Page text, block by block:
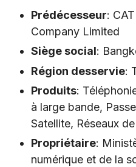
Prédécesseur:
Company Limited
Siège social:
Région desservie:
Produits:
à large bande,
Satellite, Réseaux
Propriétaire:
numérique et de la